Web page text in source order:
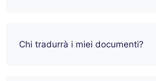
Chi tradurrà i miei documenti?